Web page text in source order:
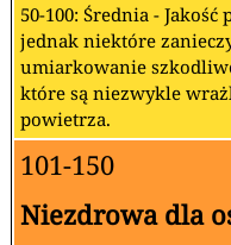
50-100: Średnia -
jednak niektóre
umiarkowanie
które są niezwykle
powietrza.
101-150
Niezdrowa dla